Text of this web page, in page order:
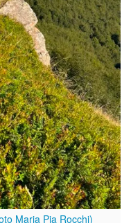
Maria Pia Rocchi)